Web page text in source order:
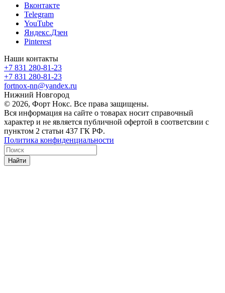
Вконтакте
Telegram
YouTube
Яндекс.Дзен
Pinterest
Наши контакты
+7 831 280-81-23
+7 831 280-81-23
fortnox-nn@yandex.ru
Нижний Новгород
© 2026, Форт Нокс. Все права защищены.
Вся информация на сайте о товарах носит справочный
характер и не является публичной офертой в соответсвии с
пунктом 2 статьи 437 ГК РФ.
Политика конфиденциальности
Найти